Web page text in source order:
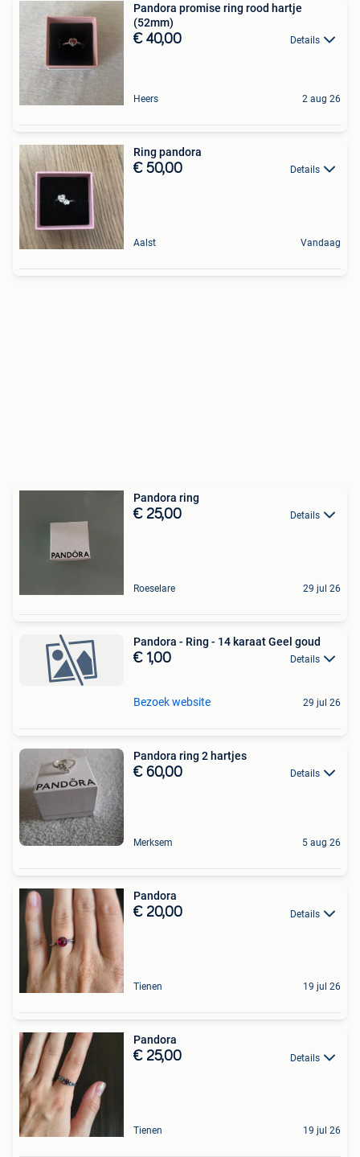
Pandora promise ring rood hartje
(52mm)
€ 40,00 Details
Heers 2 aug 26
Ring pandora
€ 50,00 Details
Aalst Vandaag
Pandora ring
€ 25,00 Details
Roeselare 29 jul 26
Pandora - Ring - 14 karaat Geel goud
€ 1,00 Details
Bezoek website 29 jul 26
Pandora ring 2 hartjes
€ 60,00 Details
Merksem 5 aug 26
Pandora
€ 20,00 Details
Tienen 19 jul 26
Pandora
€ 25,00 Details
Tienen 19 jul 26